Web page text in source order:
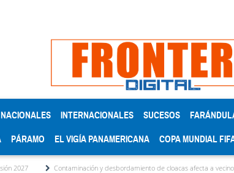
NACIONALES INTERNACIONALES SUCESOS
PÁRAMO EL VIGÍA PANAMERICANA COPA MUNDIAL
y desbordamiento de cloacas afecta a vecinos de Villa Milenio en El